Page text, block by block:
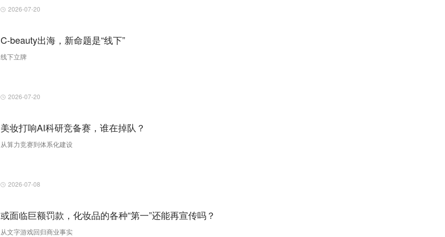
2026-07-20
C-beauty出海，新命题是“线下”
线下立牌
2026-07-20
美妆打响AI科研竞备赛，谁在掉队？
从算力竞赛到体系化建设
2026-07-08
或面临巨额罚款，化妆品的各种“第一”还能再宣传吗？
从文字游戏回归商业事实